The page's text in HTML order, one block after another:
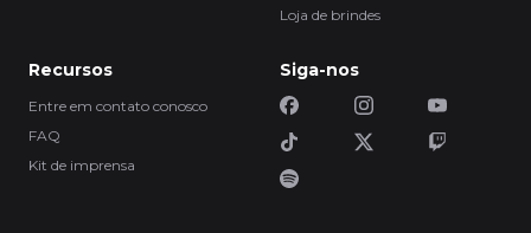
Loja de brindes
Recursos
Entre em contato conosco
FAQ
Kit de imprensa
Siga-nos